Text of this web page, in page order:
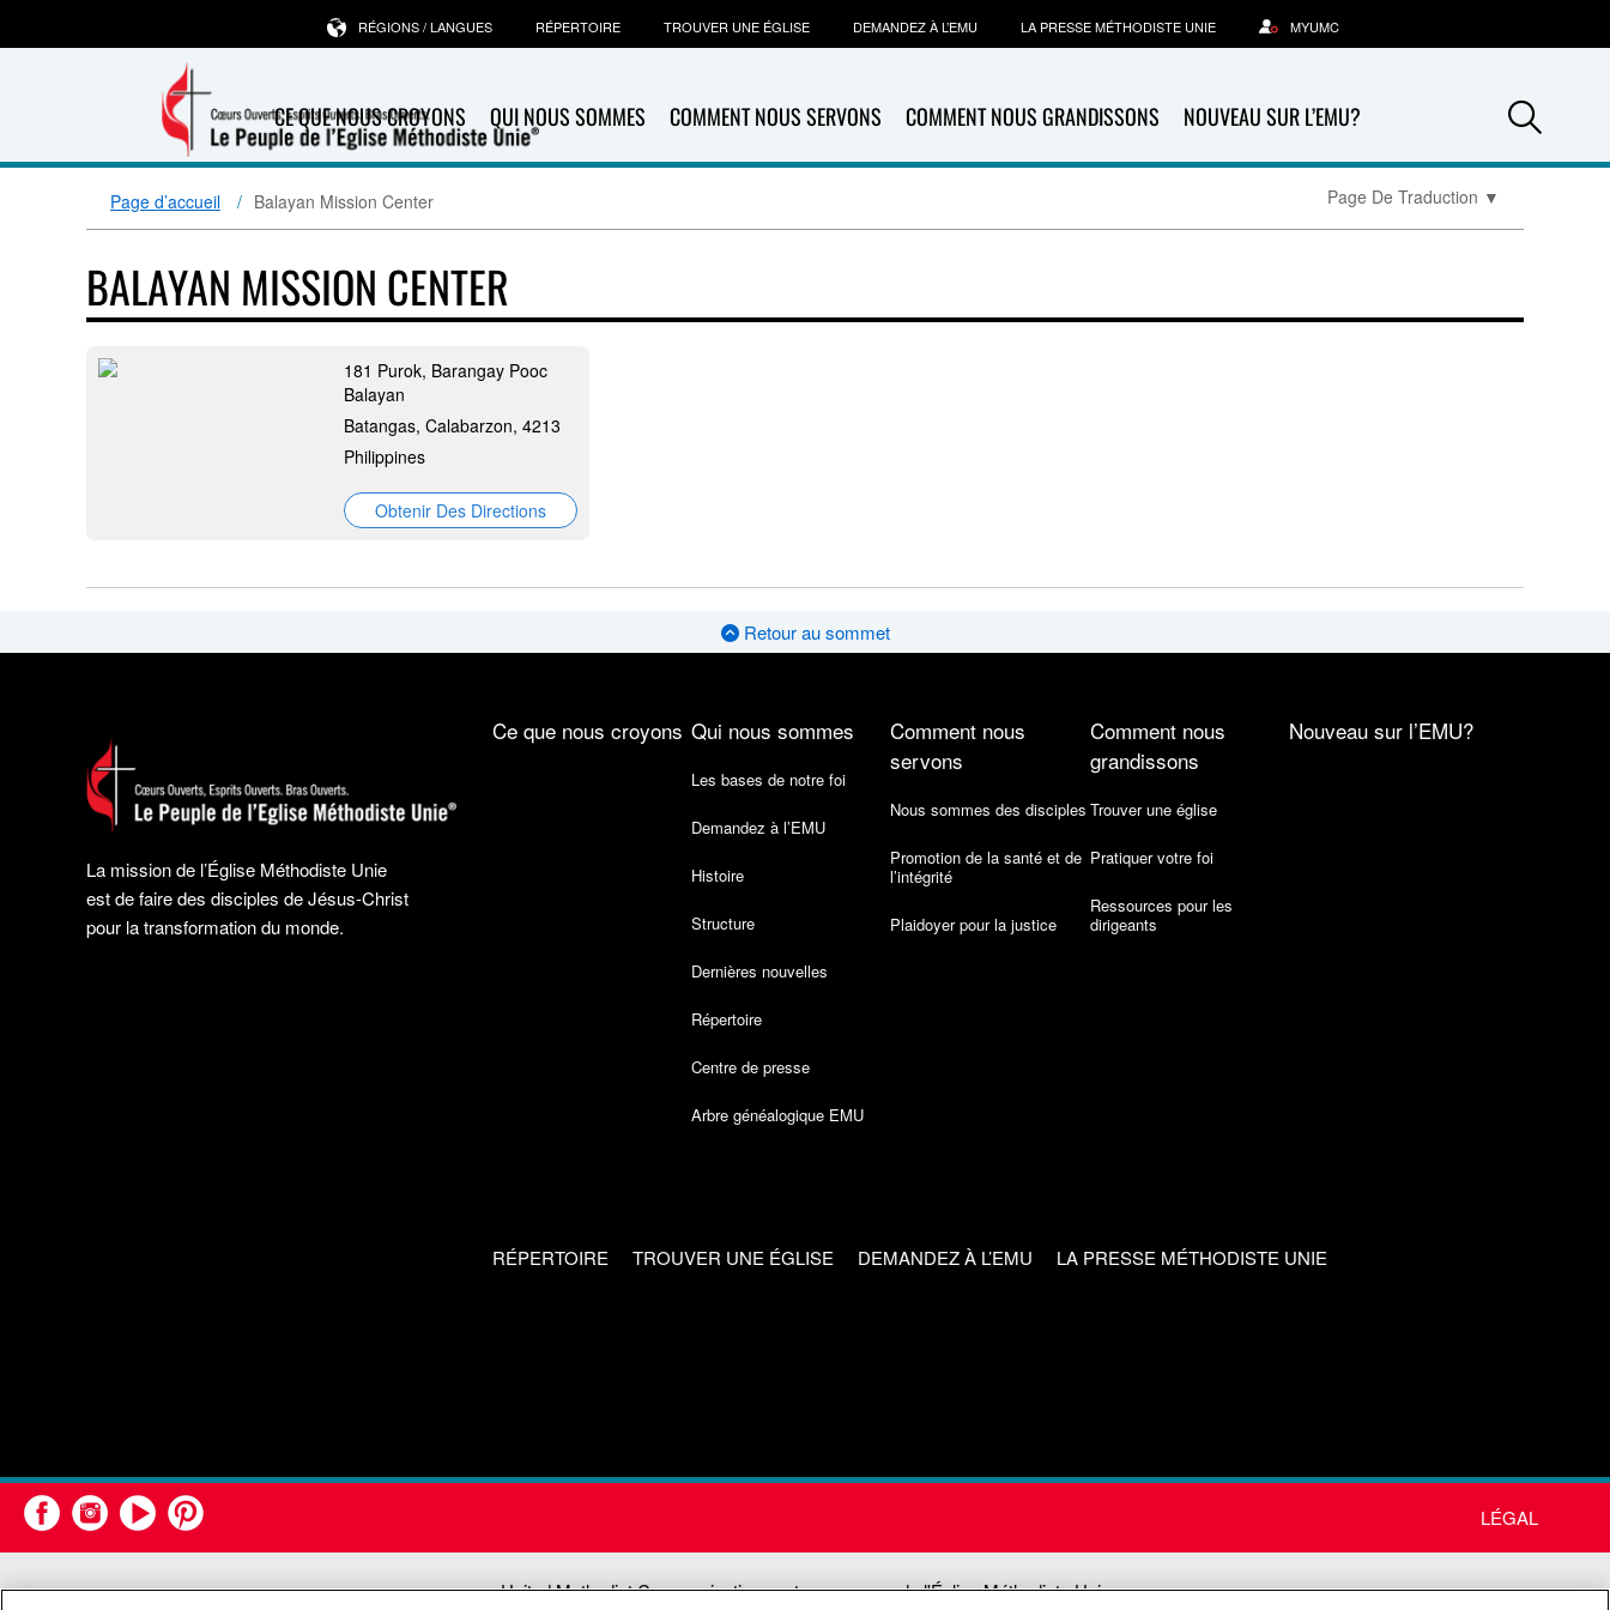
CE QUE NOUS CROYONS QUI NOUS SOMMES COMMENT NOUS SERVONS COMMENT NOUS GRANDISSONS NOUVEAU SUR L’EMU?
RÉGIONS / LANGUES RÉPERTOIRE TROUVER UNE ÉGLISE DEMANDEZ À L’EMU LA PRESSE MÉTHODISTE UNIE MYUMC
Page d’accueil Balayan Mission Center Page De Traduction ▼
BALAYAN MISSION CENTER
181 Purok, Barangay Pooc
Balayan
Batangas, Calabarzon, 4213
Philippines
Obtenir Des Directions
Retour au sommet
La mission de l’Église Méthodiste Unie
est de faire des disciples de Jésus-Christ
pour la transformation du monde.
Ce que nous croyons Qui nous sommes
Les bases de notre foi
Demandez à l’EMU
Histoire
Structure
Dernières nouvelles
Répertoire
Centre de presse
Arbre généalogique EMU
Comment nous
servons
Nous sommes des disciples
Promotion de la santé et de
l’intégrité
Plaidoyer pour la justice
Comment nous
grandissons
Trouver une église
Pratiquer votre foi
Ressources pour les
dirigeants
Nouveau sur l’EMU?
RÉPERTOIRE TROUVER UNE ÉGLISE DEMANDEZ À L’EMU LA PRESSE MÉTHODISTE UNIE
LÉGAL
United Methodist Communications est une agence de l'Église Méthodiste Unie